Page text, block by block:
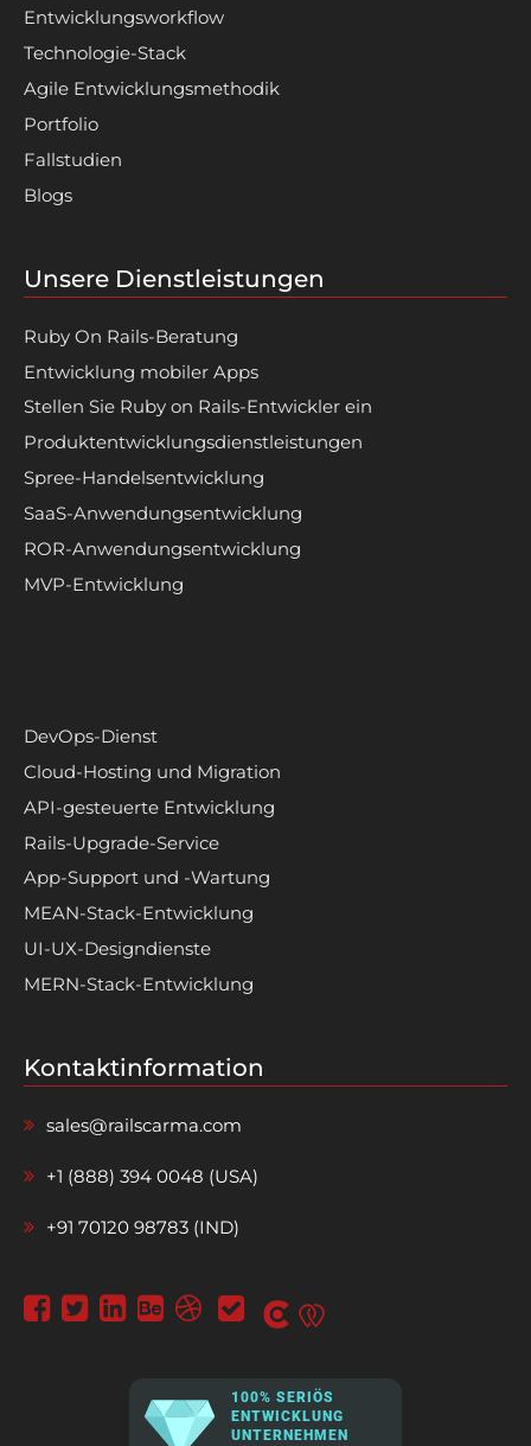
Entwicklungsworkflow
Technologie-Stack
Agile Entwicklungsmethodik
Portfolio
Fallstudien
Blogs
Unsere Dienstleistungen
Ruby On Rails-Beratung
Entwicklung mobiler Apps
Stellen Sie Ruby on Rails-Entwickler ein
Produktentwicklungsdienstleistungen
Spree-Handelsentwicklung
SaaS-Anwendungsentwicklung
ROR-Anwendungsentwicklung
MVP-Entwicklung
DevOps-Dienst
Cloud-Hosting und Migration
API-gesteuerte Entwicklung
Rails-Upgrade-Service
App-Support und -Wartung
MEAN-Stack-Entwicklung
UI-UX-Designdienste
MERN-Stack-Entwicklung
Kontaktinformation
sales@railscarma.com
+1 (888) 394 0048 (USA)
+91 70120 98783 (IND)
100% SERIÖS
ENTWICKLUNG
UNTERNEHMEN